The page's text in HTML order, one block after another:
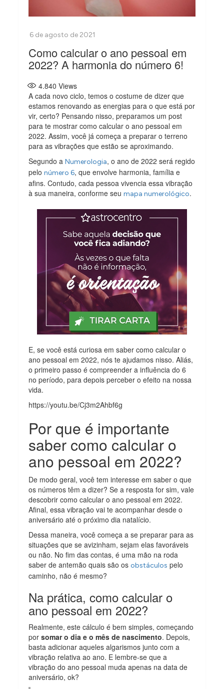
Como calcular o ano pessoal em
2022? A harmonia do número 6!
4.840 Views
A cada novo ciclo, temos o costume de dizer que
estamos renovando as energias para o que está por
vir, certo? Pensando nisso, preparamos um post
para te mostrar como calcular o ano pessoal em
2022. Assim, você já começa a preparar o terreno
para as vibrações que estão se aproximando.
Segundo aNumerologia, o ano de 2022 será regido
pelonúmero 6, que envolve harmonia, família e
afins. Contudo, cada pessoa vivencia essa vibração
à sua maneira, conforme seumapa numerológico.
E, se você está curiosa em saber como calcular o
ano pessoal em 2022, nós te ajudamos nisso. Aliás,
o primeiro passo é compreender a influência do 6
no período, para depois perceber o efeito na nossa
vida.
https://youtu.be/Cj3m2Ahbf6g
Por que é importante
saber como calcular o
ano pessoal em 2022?
De modo geral, você tem interesse em saber o que
os números têm a dizer? Se a resposta for sim, vale
descobrir como calcular o ano pessoal em 2022.
Afinal, essa vibração vai te acompanhar desde o
aniversário até o próximo dia natalício.
Dessa maneira, você começa a se preparar para as
situações que se avizinham, sejam elas favoráveis
ou não. No fim das contas, é uma mão na roda
saber de antemão quais são osobstáculos pelo
caminho, não é mesmo?
Na prática, como calcular o
ano pessoal em 2022?
Realmente, este cálculo é bem simples, começando
porsomar o dia e o mês de nascimento. Depois,
basta adicionar aqueles algarismos junto com a
vibração relativa ao ano. E lembre-se que a
vibração do ano pessoal muda apenas na data de
aniversário, ok?